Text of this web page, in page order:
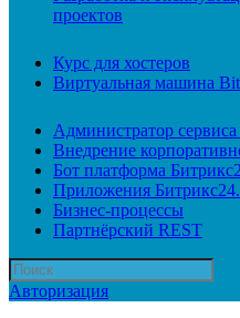
проектов
Курс для хостеров
Виртуальная машина
Администратор
Внедрение
Бот платформа
Приложения
Бизнес-процессы
Партнёрский REST
Авторизация